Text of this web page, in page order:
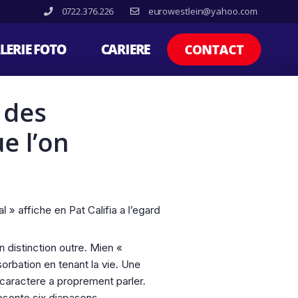
0722.376.226 eurowestlein@yahoo.com
FOTO CARIERE CONTACT
l’on
» affiche en Pat Califia a l’egard
distinction outre. Mien «
en tenant la vie. Une
a proprement parler.